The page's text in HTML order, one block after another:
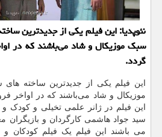
نئوپدیا: این فیلم یكی از جدیدترین
سبك موزیكال و شاد می‌باشند كه در
گردد.
این فیلم یکی از جدیدترین ساخته
موزیکال و شاد می‌باشند که در اواخر
این فیلم در ژانر علمی تخیلی و
سید جواد هاشمی کارگردان و بازیگران
می باشند این فیلم یک فیلم کودکان و